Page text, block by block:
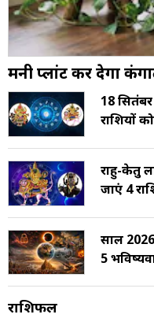
मनी प्लांट कर देगा
18
राशियों
राहु-केतु
जाएं 4
साल
5
राशिफल